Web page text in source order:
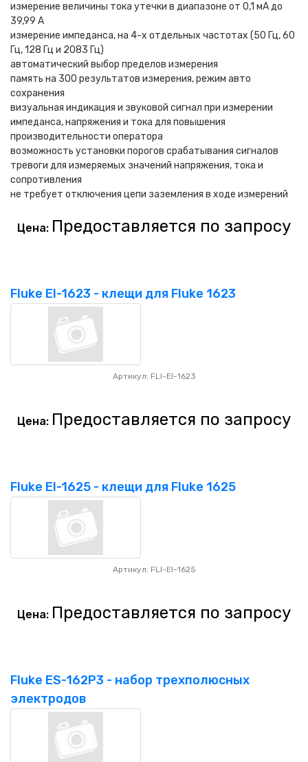
измерение величины тока утечки в диапазоне от 0,1 мА до
39,99 А
измерение импеданса, на 4-х отдельных частотах (50 Гц, 60
Гц, 128 Гц и 2083 Гц)
автоматический выбор пределов измерения
память на 300 результатов измерения, режим авто
сохранения
визуальная индикация и звуковой сигнал при измерении
импеданса, напряжения и тока для повышения
производительности оператора
возможность установки порогов срабатывания сигналов
тревоги для измеряемых значений напряжения, тока и
сопротивления
не требует отключения цепи заземления в ходе измерений
Цена: Предоставляется по запросу
Fluke EI-1623 - клещи для Fluke 1623
Артикул: FLI-EI-1623
Цена: Предоставляется по запросу
Fluke EI-1625 - клещи для Fluke 1625
Артикул: FLI-EI-1625
Цена: Предоставляется по запросу
Fluke ES-162P3 - набор трехполюсных
электродов